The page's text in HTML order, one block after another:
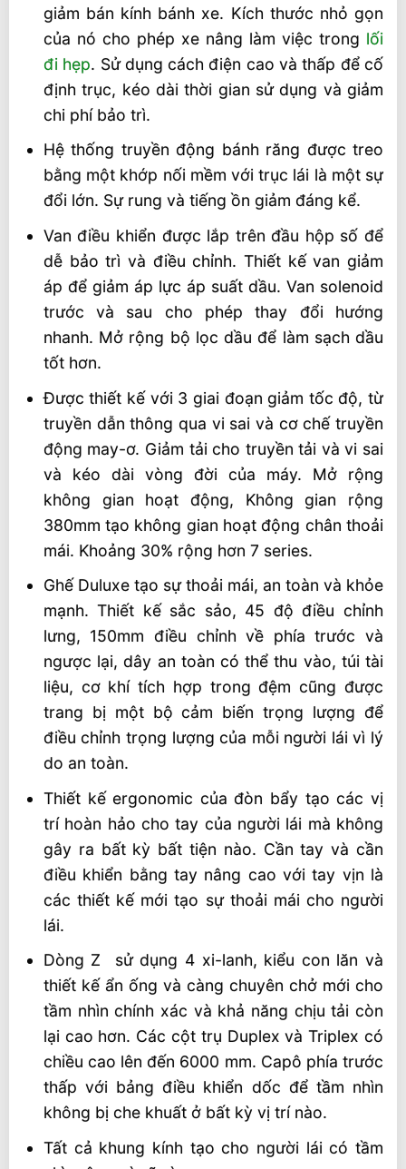
giảm bán kính bánh xe. Kích thước nhỏ gọn
của nó cho phép xe nâng làm việc trong lối
đi hẹp. Sử dụng cách điện cao và thấp để cố
định trục, kéo dài thời gian sử dụng và giảm
chi phí bảo trì.
Hệ thống truyền động bánh răng được treo
bằng một khớp nối mềm với trục lái là một sự
đổi lớn. Sự rung và tiếng ồn giảm đáng kể.
Van điều khiển được lắp trên đầu hộp số để
dễ bảo trì và điều chỉnh. Thiết kế van giảm
áp để giảm áp lực áp suất dầu. Van solenoid
trước và sau cho phép thay đổi hướng
nhanh. Mở rộng bộ lọc dầu để làm sạch dầu
tốt hơn.
Được thiết kế với 3 giai đoạn giảm tốc độ, từ
truyền dẫn thông qua vi sai và cơ chế truyền
động may-ơ. Giảm tải cho truyền tải và vi sai
và kéo dài vòng đời của máy. Mở rộng
không gian hoạt động, Không gian rộng
380mm tạo không gian hoạt động chân thoải
mái. Khoảng 30% rộng hơn 7 series.
Ghế Duluxe tạo sự thoải mái, an toàn và khỏe
mạnh. Thiết kế sắc sảo, 45 độ điều chỉnh
lưng, 150mm điều chỉnh về phía trước và
ngược lại, dây an toàn có thể thu vào, túi tài
liệu, cơ khí tích hợp trong đệm cũng được
trang bị một bộ cảm biến trọng lượng để
điều chỉnh trọng lượng của mỗi người lái vì lý
do an toàn.
Thiết kế ergonomic của đòn bẩy tạo các vị
trí hoàn hảo cho tay của người lái mà không
gây ra bất kỳ bất tiện nào. Cần tay và cần
điều khiển bằng tay nâng cao với tay vịn là
các thiết kế mới tạo sự thoải mái cho người
lái.
Dòng Z sử dụng 4 xi-lanh, kiểu con lăn và
thiết kế ẩn ống và càng chuyên chở mới cho
tầm nhìn chính xác và khả năng chịu tải còn
lại cao hơn. Các cột trụ Duplex và Triplex có
chiều cao lên đến 6000 mm. Capô phía trước
thấp với bảng điều khiển dốc để tầm nhìn
không bị che khuất ở bất kỳ vị trí nào.
Tất cả khung kính tạo cho người lái có tầm